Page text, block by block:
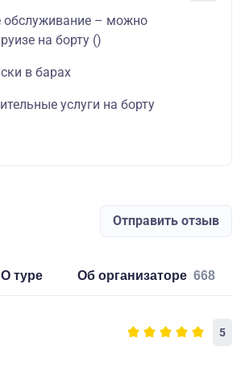
обслуживание – можно
на борту ()
в барах
услуги на борту
Отправить отзыв
о туре об организаторе 668
5